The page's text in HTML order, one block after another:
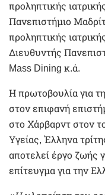
προληπτικής
Πανεπιστήμιο
προληπτικής
Διευθυντής
Mass Dining κ.ά.
Η πρωτοβουλία για
στον επιφανή
στο Χάρβαρντ στον
Υγείας, Έλληνα
αποτελεί έργο ζωής
επίτευγμα για την